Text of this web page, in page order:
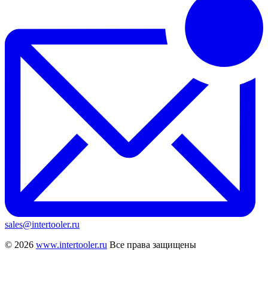
sales@intertooler.ru
© 2026 www.intertooler.ru Все права защищены